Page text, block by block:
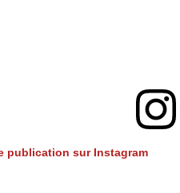
publication sur Instagram